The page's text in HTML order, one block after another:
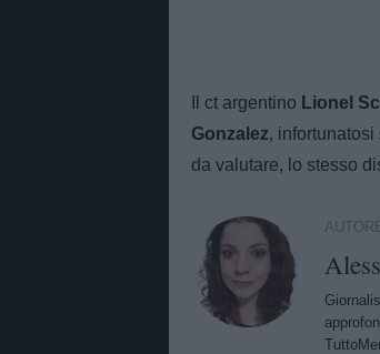
Il ct argentino Lionel
Gonzalez,
da valutare, lo stesso